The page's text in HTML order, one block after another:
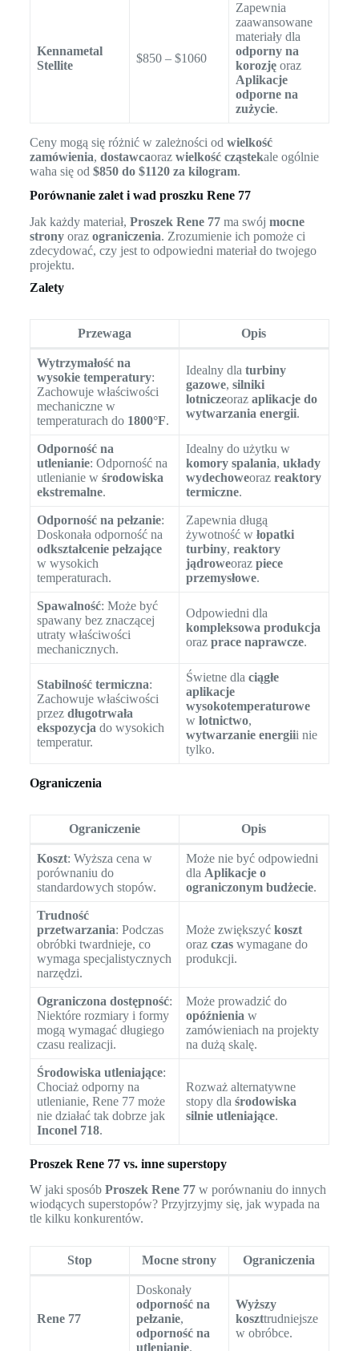
Kennametal
Stellite
$850 – $1060
Zapewnia
zaawansowane
materiały dla
odporny na
korozjęoraz
Aplikacje
odporne na
zużycie.
Ceny mogą się różnić w zależności od wielkość
zamówienia, dostawcaoraz wielkość cząstekale ogólnie
waha się od $850 do $1120 za kilogram.
Porównanie zalet i wad proszku Rene 77
Jak każdy materiał, Proszek Rene 77ma swój mocne
stronyoraz ograniczenia. Zrozumienie ich pomoże ci
zdecydować, czy jest to odpowiedni materiał do twojego
projektu.
Zalety
Przewaga Opis
Wytrzymałość na
wysokie temperatury:
Zachowuje właściwości
mechaniczne w
temperaturach do 1800°F.
Idealny dla turbiny
gazowe, silniki
lotniczeoraz aplikacje do
wytwarzania energii.
Odporność na
utlenianie: Odporność na
utlenianie w środowiska
ekstremalne.
Idealny do użytku w
komory spalania, układy
wydechoweoraz reaktory
termiczne.
Odporność na pełzanie:
Doskonała odporność na
odkształcenie pełzające
w wysokich
temperaturach.
Zapewnia długą
żywotność w łopatki
turbiny, reaktory
jądroweoraz piece
przemysłowe.
Spawalność: Może być
spawany bez znaczącej
utraty właściwości
mechanicznych.
Odpowiedni dla
kompleksowa produkcja
oraz prace naprawcze.
Stabilność termiczna:
Zachowuje właściwości
przez długotrwała
ekspozycja do wysokich
temperatur.
Świetne dla ciągłe
aplikacje
wysokotemperaturowe
w lotnictwo,
wytwarzanie energiii nie
tylko.
Ograniczenia
Ograniczenie Opis
Koszt: Wyższa cena w
porównaniu do
standardowych stopów.
Może nie być odpowiedni
dla Aplikacje o
ograniczonym budżecie.
Trudność
przetwarzania: Podczas
obróbki twardnieje, co
wymaga specjalistycznych
narzędzi.
Może zwiększyć koszt
oraz czaswymagane do
produkcji.
Ograniczona dostępność:
Niektóre rozmiary i formy
mogą wymagać długiego
czasu realizacji.
Może prowadzić do
opóźnienia w
zamówieniach na projekty
na dużą skalę.
Środowiska utleniające:
Chociaż odporny na
utlenianie, Rene 77 może
nie działać tak dobrze jak
Inconel 718.
Rozważ alternatywne
stopy dla środowiska
silnie utleniające.
Proszek Rene 77 vs. inne superstopy
W jaki sposób Proszek Rene 77w porównaniu do innych
wiodących superstopów? Przyjrzyjmy się, jak wypada na
tle kilku konkurentów.
Stop Mocne strony Ograniczenia
Rene 77
Doskonały
odporność na
pełzanie,
odporność na
utlenianie.
Wyższy
koszttrudniejsze
w obróbce.